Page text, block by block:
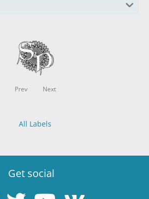
Prev Next
All Labels
Get social